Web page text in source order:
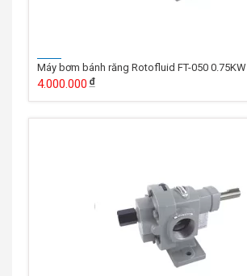
Máy bơm bánh răng Rotofluid FT-050 0.75KW
4.000.000